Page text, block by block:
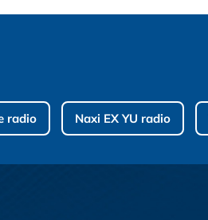
radio Naxi EX YU radio